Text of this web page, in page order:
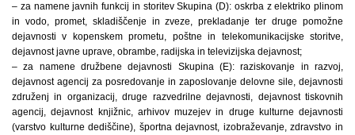
– za namene javnih funkcij in storitev Skupina (D): oskrba z elektriko plinom
in vodo, promet, skladiščenje in zveze, prekladanje ter druge pomožne
dejavnosti v kopenskem prometu, poštne in telekomunikacijske storitve,
dejavnost javne uprave, obrambe, radijska in televizijska dejavnost;
– za namene družbene dejavnosti Skupina (E): raziskovanje in razvoj,
dejavnost agencij za posredovanje in zaposlovanje delovne sile, dejavnosti
združenj in organizacij, druge razvedrilne dejavnosti, dejavnost tiskovnih
agencij, dejavnost knjižnic, arhivov muzejev in druge kulturne dejavnosti
(varstvo kulturne dediščine), športna dejavnost, izobraževanje, zdravstvo in